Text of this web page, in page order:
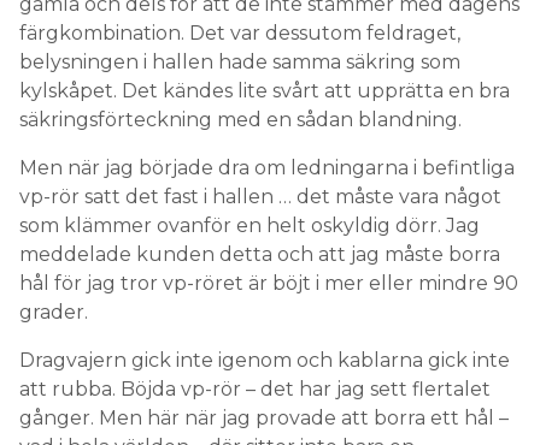
säkringsförteckning med en sådan blandning.
Men när jag började dra om ledningarna i befintliga
vp-rör satt det fast i hallen … det måste vara något
som klämmer ovanför en helt oskyldig dörr. Jag
hål för jag tror vp-röret är böjt i mer eller mindre 90
grader.
Dragvajern gick inte igenom och kablarna gick inte
att rubba. Böjda vp-rör – det har jag sett flertalet
gånger. Men här när jag provade att borra ett hål –
kopplingsdosa utan sjustycken i en prydlig rad
efter varandra.